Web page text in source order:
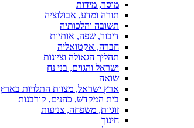
מוסר, מידות
תורה ומדע, אבולוציה
תשובה והלכותיה
דיבור, שפה, אותיות
חברה, אקטואליה
תהליך הגאולה וציונות
ישראל והגוים, בני נח
שואה
ארץ ישראל, מצוות התלויות בארץ
בית המקדש, כהנים, קורבנות
זוגיות, משפחה, צניעות
חינוך